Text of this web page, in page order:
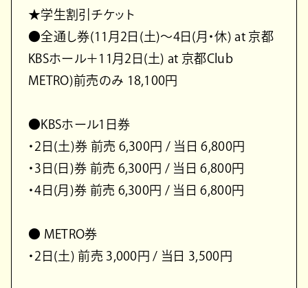
★学生割引チケット
●全通し券(11月2日(土)〜4日(月・休) at 京都
KBSホール＋11月2日(土) at 京都Club
METRO)前売のみ 18,100円
●KBSホール1日券
・2日(土)券 前売 6,300円 / 当日 6,800円
・3日(日)券 前売 6,300円 / 当日 6,800円
・4日(月)券 前売 6,300円 / 当日 6,800円
● METRO券
・2日(土) 前売 3,000円 / 当日 3,500円